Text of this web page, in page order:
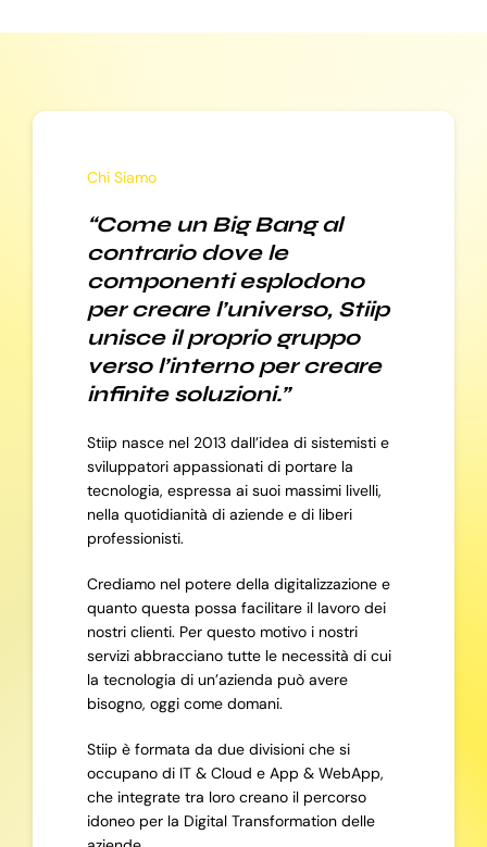
Chi Siamo
“Come un Big Bang al
contrario dove le
componenti esplodono
per creare l’universo, Stiip
unisce il proprio gruppo
verso l’interno per creare
infinite soluzioni.”
Stiip nasce nel 2013 dall’idea di sistemisti e
sviluppatori appassionati di portare la
tecnologia, espressa ai suoi massimi livelli,
nella quotidianità di aziende e di liberi
professionisti.
Crediamo nel potere della digitalizzazione e
quanto questa possa facilitare il lavoro dei
nostri clienti. Per questo motivo i nostri
servizi abbracciano tutte le necessità di cui
la tecnologia di un’azienda può avere
bisogno, oggi come domani.
Stiip è formata da due divisioni che si
occupano di IT & Cloud e App & WebApp,
che integrate tra loro creano il percorso
idoneo per la Digital Transformation delle